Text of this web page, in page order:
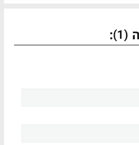
(1)
: